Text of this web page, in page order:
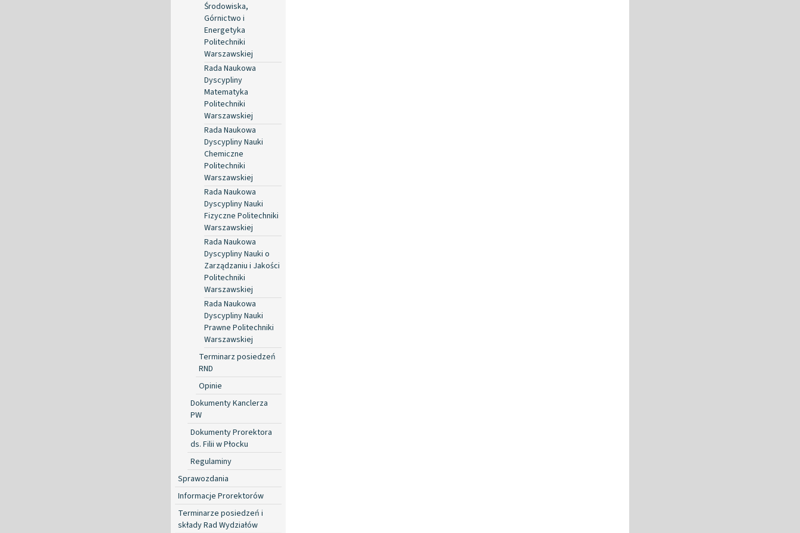
Środowiska,
Górnictwo i
Energetyka
Politechniki
Warszawskiej
Rada Naukowa
Dyscypliny
Matematyka
Politechniki
Warszawskiej
Rada Naukowa
Dyscypliny Nauki
Chemiczne
Politechniki
Warszawskiej
Rada Naukowa
Dyscypliny Nauki
Fizyczne Politechniki
Warszawskiej
Rada Naukowa
Dyscypliny Nauki o
Zarządzaniu i Jakości
Politechniki
Warszawskiej
Rada Naukowa
Dyscypliny Nauki
Prawne Politechniki
Warszawskiej
Terminarz posiedzeń
RND
Opinie
Dokumenty Kanclerza
PW
Dokumenty Prorektora
ds. Filii w Płocku
Regulaminy
Sprawozdania
Informacje Prorektorów
Terminarze posiedzeń i
składy Rad Wydziałów